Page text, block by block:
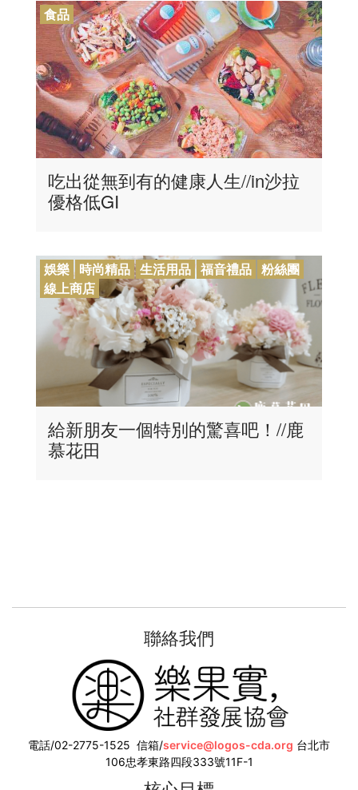
食品
吃出從無到有的健康人生//in沙拉
優格低GI
娛樂 時尚精品 生活用品 福音禮品 粉絲團
線上商店
給新朋友一個特別的驚喜吧！//鹿
慕花田
聯絡我們
電話/02-2775-1525 信箱/service@logos-cda.org 台北市
106忠孝東路四段333號11F-1